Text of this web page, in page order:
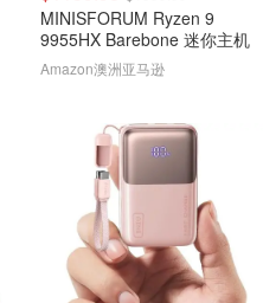
MINISFORUM Ryzen 9
9955HX Barebone 迷你主机
Amazon澳洲亚马逊